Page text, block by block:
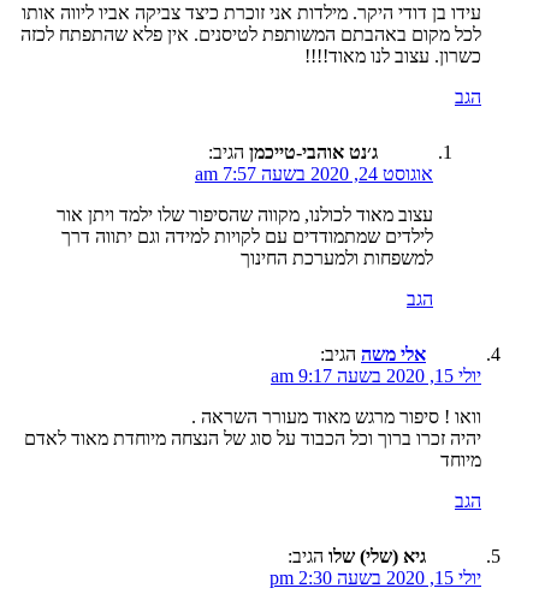
עידו בן דודי היקר. מילדות אני זוכרת כיצד צביקה אביו ליווה אותו
לכל מקום באהבתם המשותפת לטיסנים. אין פלא שהתפתח לכזה
כשרון. עצוב לנו מאוד!!!!
הגב
ג׳נט אוהבי-טייכמן הגיב:
אוגוסט 24, 2020 בשעה 7:57 am
עצוב מאוד לכולנו, מקווה שהסיפור שלו ילמד ויתן אור
לילדים שמתמודדים עם לקויות למידה וגם יתווה דרך
למשפחות ולמערכת החינוך
הגב
אלי משה הגיב:
יולי 15, 2020 בשעה 9:17 am
וואו ! סיפור מרגש מאוד מעורר השראה .
יהיה זכרו ברוך וכל הכבוד על סוג של הנצחה מיוחדת מאוד לאדם
מיוחד
הגב
גיא (שלי) שלו הגיב:
יולי 15, 2020 בשעה 2:30 pm